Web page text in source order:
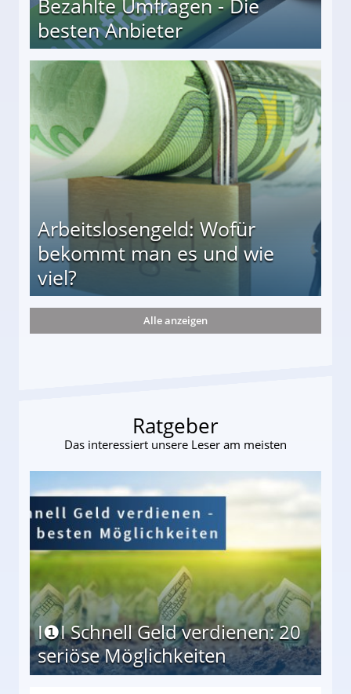
besten Anbieter
Arbeitslosengeld: Wofür
bekommt man es und wie
viel?
und wie viel?
Alle anzeigen
Ratgeber
Das interessiert unsere Leser am meisten
I❶I Schnell Geld verdienen: 20
seriöse Möglichkeiten